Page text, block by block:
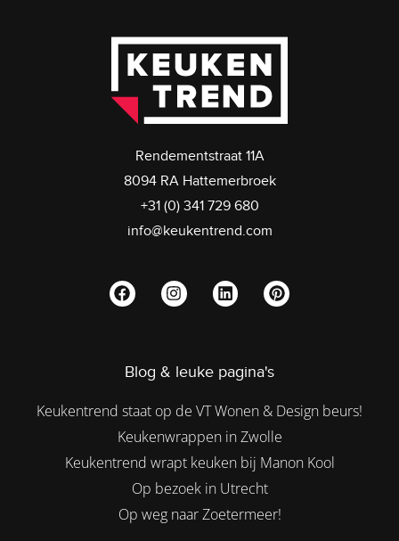
Rendementstraat 11A
8094 RA Hattemerbroek
+31 (0) 341 729 680
info@keukentrend.com
Blog & leuke pagina's
Keukentrend staat op de VT Wonen & Design beurs!
Keukenwrappen in Zwolle
Keukentrend wrapt keuken bij Manon Kool
Op bezoek in Utrecht
Op weg naar Zoetermeer!